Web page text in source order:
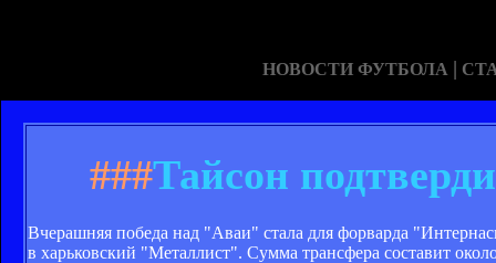
НОВОСТИ ФУТБОЛА |
###Тайсон
Вчерашняя победа над "Аваи" стала для форварда
в харьковский "Металлист". Сумма трансфера составит